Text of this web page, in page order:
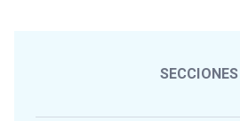
SECCIONES